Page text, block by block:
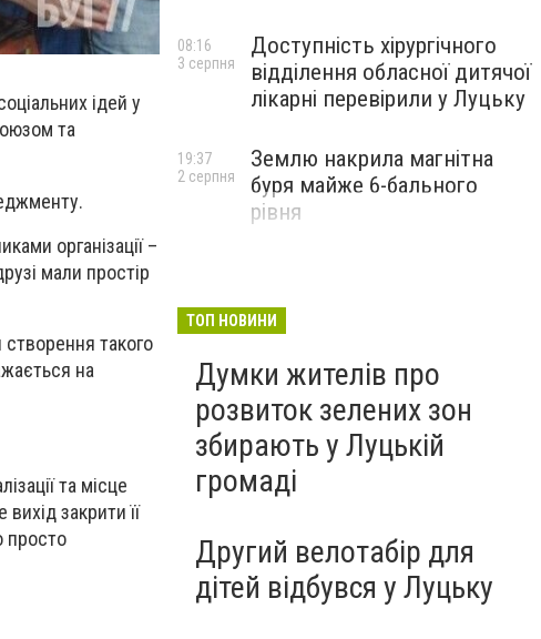
ідей у
та
організації –
мали простір
створення такого
на
та місце
закрити її
просто
Доступність хірургічного
відділення обласної дитячої
лікарні перевірили у Луцьку
08:16
3 серпня
Землю накрила магнітна
буря майже 6-бального
рівня
19:37
2 серпня
ТОП НОВИНИ
Думки жителів про
розвиток зелених зон
збирають у Луцькій
громаді
Другий велотабір для
дітей відбувся у Луцьку